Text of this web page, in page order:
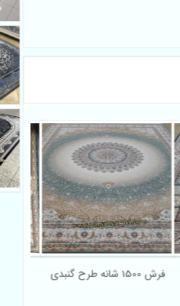
فرش 1500 شانه طرح گنبدی